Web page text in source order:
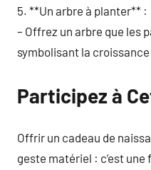
5. **Un arbre à planter** :
– Offrez un arbre que les
symbolisant la
Participez à
Offrir un cadeau de
geste matériel : c’est